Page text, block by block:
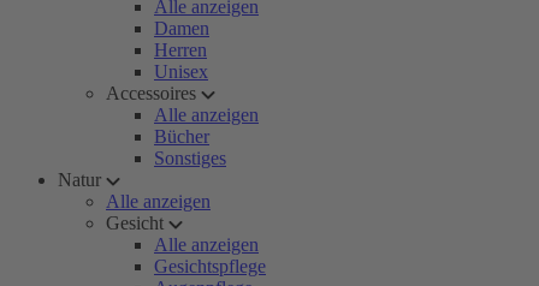
Alle anzeigen
Damen
Herren
Unisex
Accessoires
Alle anzeigen
Bücher
Sonstiges
Natur
Alle anzeigen
Gesicht
Alle anzeigen
Gesichtspflege